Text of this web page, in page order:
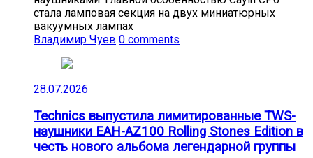
стала ламповая секция на двух миниатюрных
вакуумных лампах
Владимир Чуев 0 comments
28.07.2026
Technics выпустила лимитированные TWS-
наушники EAH-AZ100 Rolling Stones Edition в
честь нового альбома легендарной группы